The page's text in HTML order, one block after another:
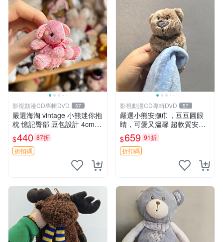
影視動漫CD專輯DVD 57
嚴選海淘 vintage 小熊迷你抱
枕 憶記臀部 豆包設計 4cm
高 推薦收藏 迷你豆包小熊、
高臀部、豆袋抱枕
$440 87折
折扣碼
影視動漫CD專輯DVD 57
嚴選小熊安撫巾，豆豆圓眼
睛，可愛又溫馨 超軟質安撫
巾，豆豆設計，哄睡好幫手
約克豆豆眼安撫巾 數碼豆豆
眼
$659 91折
折扣碼